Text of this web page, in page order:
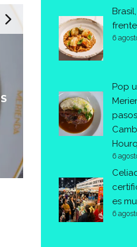
6
Pop
6
es
6